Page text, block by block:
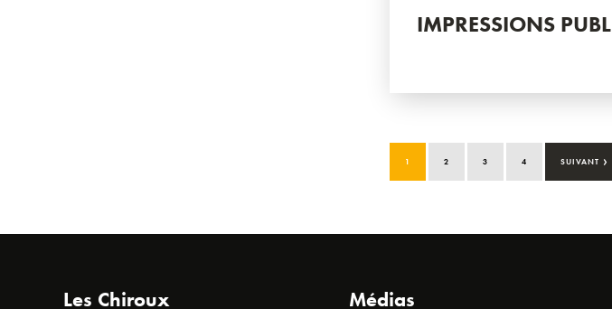
IMPRESSIONS
1 2 3 4 SUIVANT ›
Les Chiroux Médias